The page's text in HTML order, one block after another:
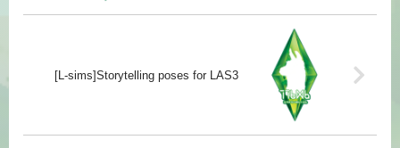
[L-sims]Storytelling poses for LAS3